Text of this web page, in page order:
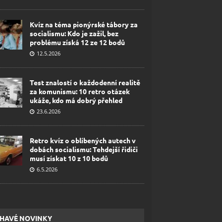
Kvíz na téma pionýrské tábory za
socialismu: Kdo je zažil, bez
problému získá 12 ze 12 bodů
12.5.2026
Test znalostí o každodenní realitě
za komunismu: 10 retro otázek
ukáže, kdo má dobrý přehled
23.6.2026
Retro kvíz o oblíbených autech v
dobách socialismu: Tehdejší řidiči
musí získat 10 z 10 bodů
6.5.2026
NOVINKY